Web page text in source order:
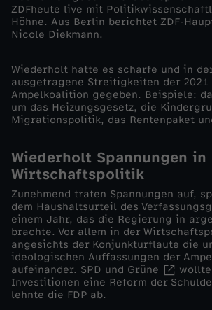
s
e
i
t
e
r
n
a
ZDFheute live mit
Höhne. Aus Berlin berichtet ZDF-
Nicole Diekmann.
Wiederholt hatte es scharfe und in
ausgetragene Streitigkeiten der 2021
Ampelkoalition gegeben. Beispiele:
um das Heizungsgesetz, die
Migrationspolitik, das Rentenpaket
Wiederholt Spannungen in
Wirtschaftspolitik
Zunehmend traten Spannungen auf,
dem Haushaltsurteil des
einem Jahr, das die Regierung in
brachte. Vor allem in der
angesichts der Konjunkturflaute die
ideologischen Auffassungen der
aufeinander. SPD und Grüne
Investitionen eine Reform der
lehnte die FDP ab.